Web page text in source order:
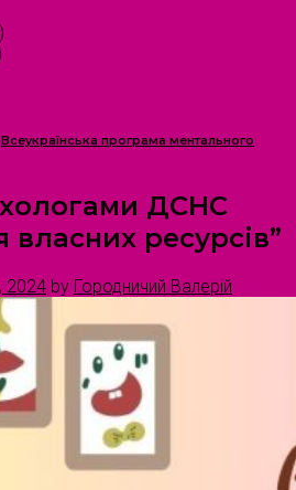
Всеукраїнська програма ментального
ДСНС
власних ресурсів”
2024 by Городничий Валерій